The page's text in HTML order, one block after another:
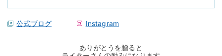
公式ブログ Instagram
ありがとうを贈ると